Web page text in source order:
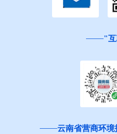
"
云南省营商环